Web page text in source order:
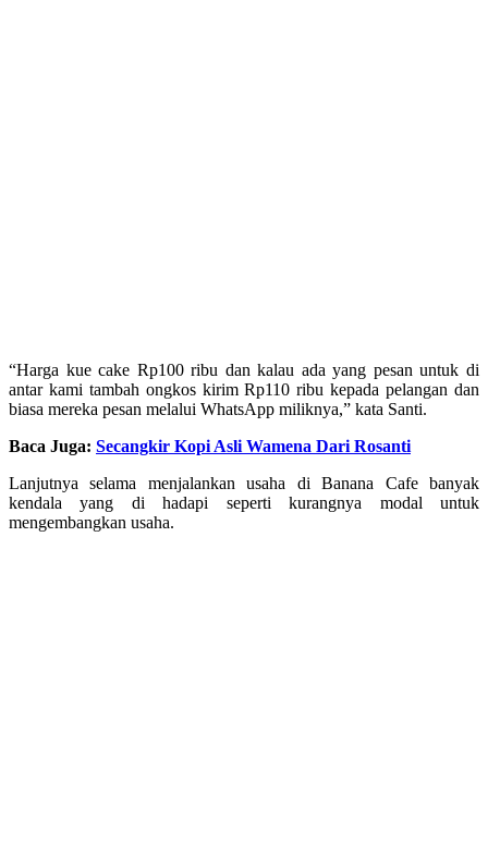
“Harga kue cake Rp100 ribu dan kalau ada yang pesan untuk di
antar kami tambah ongkos kirim Rp110 ribu kepada pelangan dan
biasa mereka pesan melalui WhatsApp miliknya,” kata Santi.
Baca Juga: Secangkir Kopi Asli Wamena Dari Rosanti
Lanjutnya selama menjalankan usaha di Banana Cafe banyak
kendala yang di hadapi seperti kurangnya modal untuk
mengembangkan usaha.